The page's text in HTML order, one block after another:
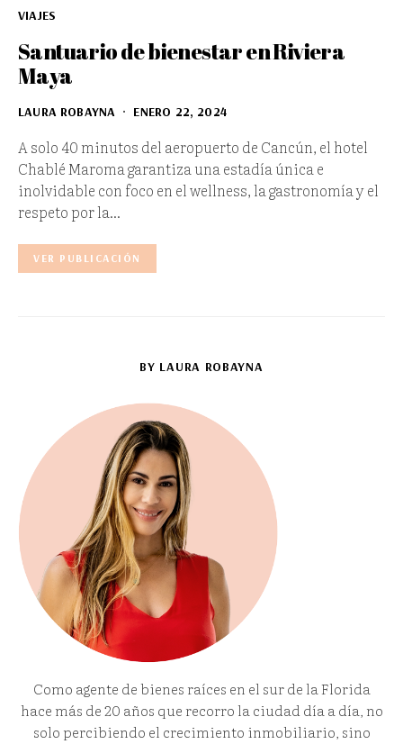
VIAJES
Santuario de bienestar en Riviera
Maya
LAURA ROBAYNA ENERO 22, 2024
A solo 40 minutos del aeropuerto de Cancún, el hotel
Chablé Maroma garantiza una estadía única e
inolvidable con foco en el wellness, la gastronomía y el
respeto por la…
VER PUBLICACIÓN
BY LAURA ROBAYNA
Como agente de bienes raíces en el sur de la Florida
hace más de 20 años que recorro la ciudad día a día, no
solo percibiendo el crecimiento inmobiliario, sino